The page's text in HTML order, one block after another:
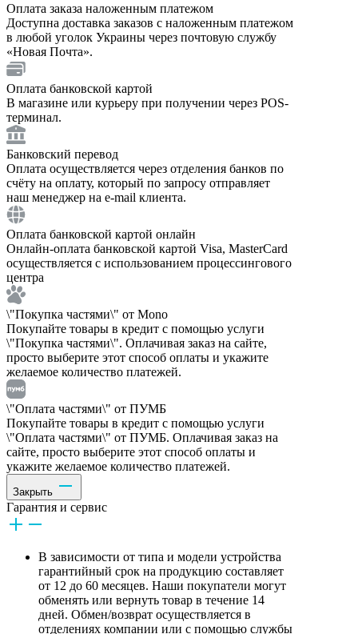
Оплата заказа наложенным платежом
Доступна доставка заказов с наложенным платежом
в любой уголок Украины через почтовую службу
«Новая Почта».
Оплата банковской картой
В магазине или курьеру при получении через POS-
терминал.
Банковский перевод
Оплата осуществляется через отделения банков по
счёту на оплату, который по запросу отправляет
наш менеджер на e-mail клиента.
Оплата банковской картой онлайн
Онлайн-оплата банковской картой Visa, MasterCard
осуществляется с использованием процессингового
центра
\"Покупка частями\" от Mono
Покупайте товары в кредит с помощью услуги
\"Покупка частями\". Оплачивая заказ на сайте,
просто выберите этот способ оплаты и укажите
желаемое количество платежей.
\"Оплата частями\" от ПУМБ
Покупайте товары в кредит с помощью услуги
\"Оплата частями\" от ПУМБ. Оплачивая заказ на
сайте, просто выберите этот способ оплаты и
укажите желаемое количество платежей.
Закрыть
Гарантия и сервис
В зависимости от типа и модели устройства
гарантийный срок на продукцию составляет
от 12 до 60 месяцев. Наши покупатели могут
обменять или вернуть товар в течение 14
дней. Обмен/возврат осуществляется в
отделениях компании или с помощью службы